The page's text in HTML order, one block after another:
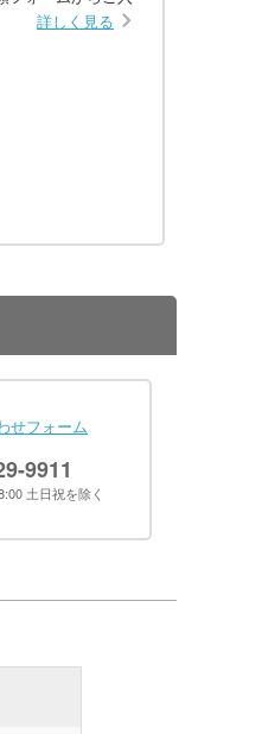
詳しく見る
せフォーム
9911
土日祝を除く